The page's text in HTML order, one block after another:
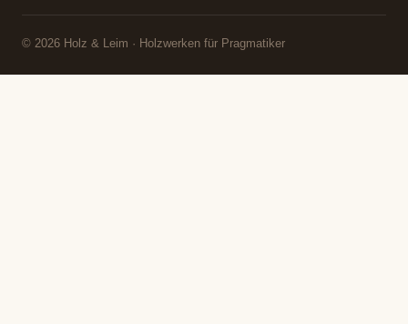
© 2026 Holz & Leim · Holzwerken für Pragmatiker